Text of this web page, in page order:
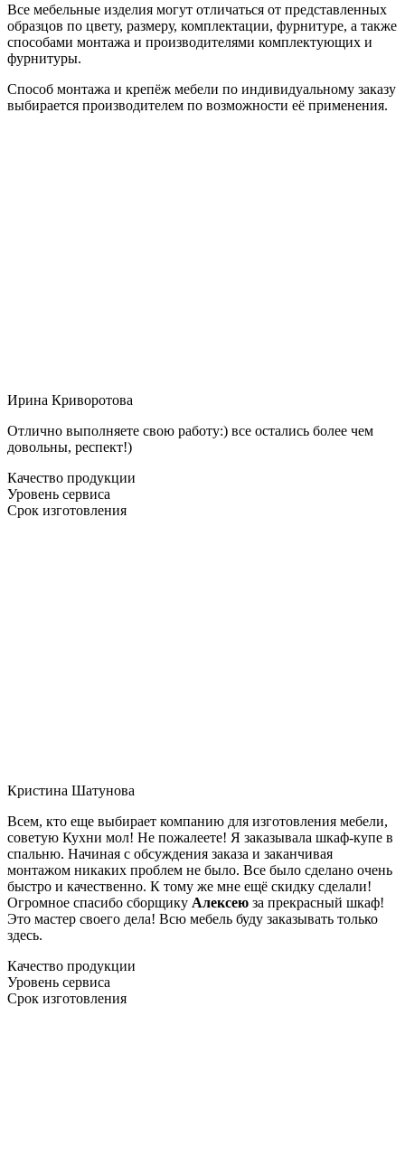
Все мебельные изделия могут отличаться от представленных
образцов по цвету, размеру, комплектации, фурнитуре, а также
способами монтажа и производителями комплектующих и
фурнитуры.
Способ монтажа и крепёж мебели по индивидуальному заказу
выбирается производителем по возможности её применения.
Ирина Криворотова
Отлично выполняете свою работу:) все остались более чем
довольны, респект!)
Качество продукции
Уровень сервиса
Срок изготовления
Кристина Шатунова
Всем, кто еще выбирает компанию для изготовления мебели,
советую Кухни мол! Не пожалеете! Я заказывала шкаф-купе в
спальню. Начиная с обсуждения заказа и заканчивая
монтажом никаких проблем не было. Все было сделано очень
быстро и качественно. К тому же мне ещё скидку сделали!
Огромное спасибо сборщику Алексею за прекрасный шкаф!
Это мастер своего дела! Всю мебель буду заказывать только
здесь.
Качество продукции
Уровень сервиса
Срок изготовления